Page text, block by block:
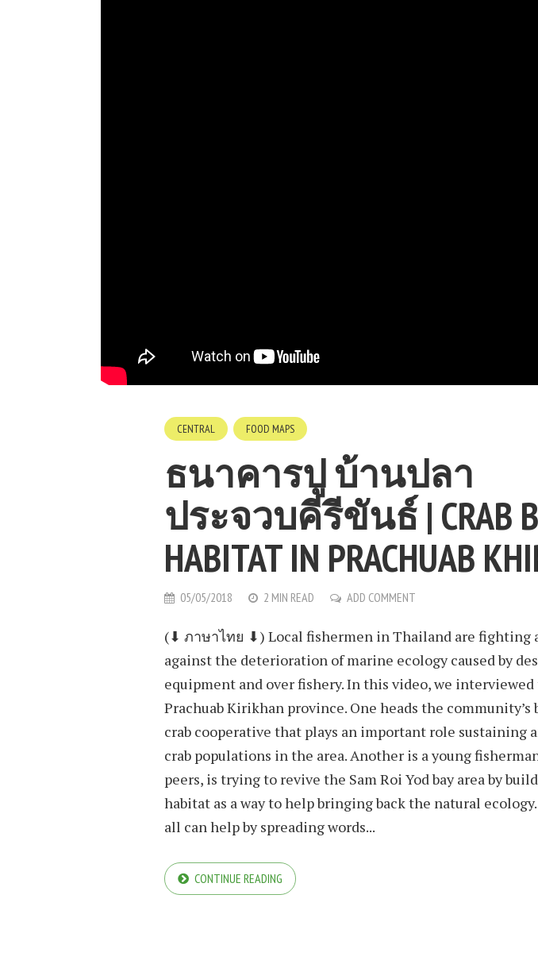
CENTRAL FOOD MAPS
ธนาคารปู บ้านปลา
ประจวบคีรีขันธ์ | CRAB
HABITAT IN PRACHUAB
05/05/2018 2 MIN READ ADD COMMENT
(⬇︎ ภาษาไทย ⬇︎) Local fishermen in Thailand are fighting
against the deterioration of marine ecology caused by
equipment and over fishery. In this video, we
Prachuab Kirikhan province. One heads the
crab cooperative that plays an important role sustaining
crab populations in the area. Another is a young
peers, is trying to revive the Sam Roi Yod bay area by
habitat as a way to help bringing back the natural
all can help by spreading words...
CONTINUE READING